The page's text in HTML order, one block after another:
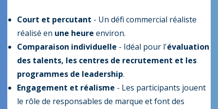
Court et percutant - Un défi commercial réaliste
réalisé en une heure environ.
Comparaison individuelle - Idéal pour l'évaluation
des talents, les centres de recrutement et les
programmes de leadership.
Engagement et réalisme - Les participants jouent
le rôle de responsables de marque et font des